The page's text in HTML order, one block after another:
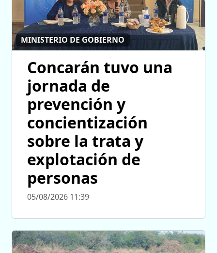
MINISTERIO DE GOBIERNO
Concarán tuvo una
jornada de
prevención y
concientización
sobre la trata y
explotación de
personas
05/08/2026 11:39